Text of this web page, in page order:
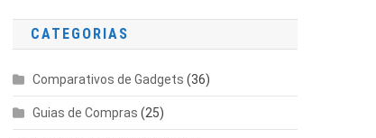
CATEGORIAS
Comparativos de Gadgets (36)
Guias de Compras (25)